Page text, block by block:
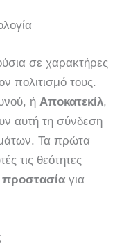
σε χαρακτήρες
πολιτισμό τους.
ή Αποκατεκίλ,
αυτή τη σύνδεση
Τα πρώτα
τις θεότητες
προστασία για